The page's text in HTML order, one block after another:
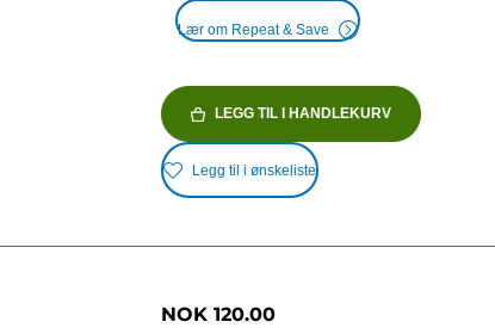
Lær om Repeat & Save
LEGG TIL I HANDLEKURV
Legg til i ønskeliste
NOK 120.00